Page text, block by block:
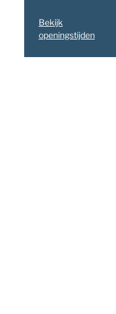
Bekijk
openingstijden